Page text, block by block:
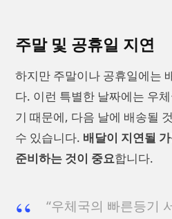
주말 및 공휴일 지연
하지만 주말이나 공휴일에는
다. 이런 특별한 날짜에는 우
기 때문에, 다음 날에 배송될
수 있습니다. 배달이 지연될
준비하는 것이 중요합니다.
“우체국의 빠른등기